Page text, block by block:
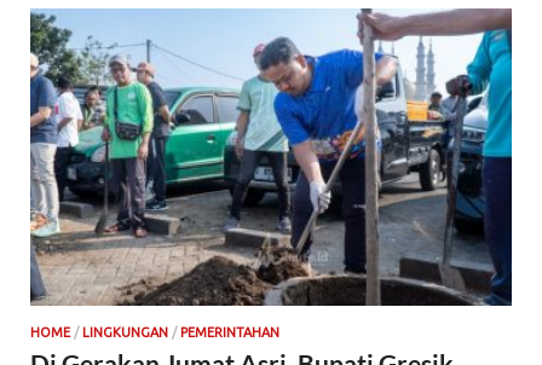
HOME / LINGKUNGAN / PEMERINTAHAN